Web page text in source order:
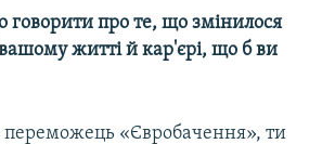
говорити про те, що змінилося
житті й кар'єрі, що б ви
переможець «Євробачення», ти